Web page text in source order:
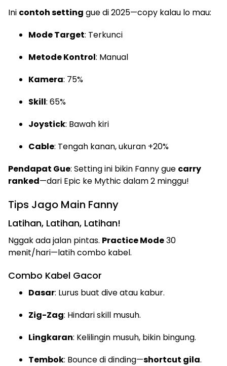
Ini contoh setting gue di 2025—copy kalau lo mau:
Mode Target: Terkunci
Metode Kontrol: Manual
Kamera: 75%
Skill: 65%
Joystick: Bawah kiri
Cable: Tengah kanan, ukuran +20%
Pendapat Gue: Setting ini bikin Fanny gue carry
ranked—dari Epic ke Mythic dalam 2 minggu!
Tips Jago Main Fanny
Latihan, Latihan, Latihan!
Nggak ada jalan pintas. Practice Mode30
menit/hari—latih combo kabel.
Combo Kabel Gacor
Dasar: Lurus buat dive atau kabur.
Zig-Zag: Hindari skill musuh.
Lingkaran: Kelilingin musuh, bikin bingung.
Tembok: Bounce di dinding—shortcut gila.